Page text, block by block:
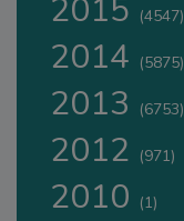
2015 (4547)
2014 (5875)
2013 (6753)
2012 (971)
2010 (1)